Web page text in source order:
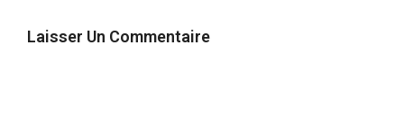
Laisser Un Commentaire